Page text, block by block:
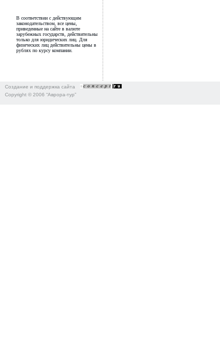
В соответствии с действующим
законодательством, все цены,
приведенные на сайте в валюте
зарубежных государств, действительны
только для юридических лиц. Для
физических лиц действительны цены в
рублях по курсу компании.
Создание и поддержка сайта
Copyright © 2006 “Аврора-тур”